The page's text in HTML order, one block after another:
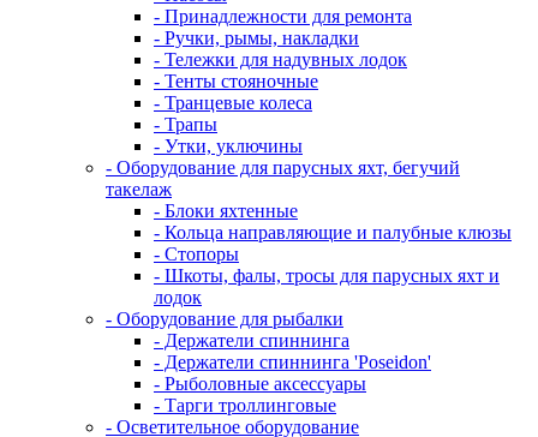
- Принадлежности для ремонта
- Ручки, рымы, накладки
- Тележки для надувных лодок
- Тенты стояночные
- Транцевые колеса
- Трапы
- Утки, уключины
- Оборудование для парусных яхт, бегучий
такелаж
- Блоки яхтенные
- Кольца направляющие и палубные клюзы
- Стопоры
- Шкоты, фалы, тросы для парусных яхт и
лодок
- Оборудование для рыбалки
- Держатели спиннинга
- Держатели спиннинга 'Poseidon'
- Рыболовные аксессуары
- Тарги троллинговые
- Осветительное оборудование